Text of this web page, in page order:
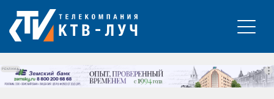
РЕКЛАМА